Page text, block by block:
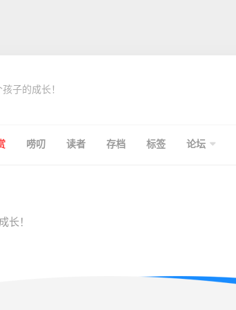
子的成长！
唠叨 读者 存档 标签 论坛
长！